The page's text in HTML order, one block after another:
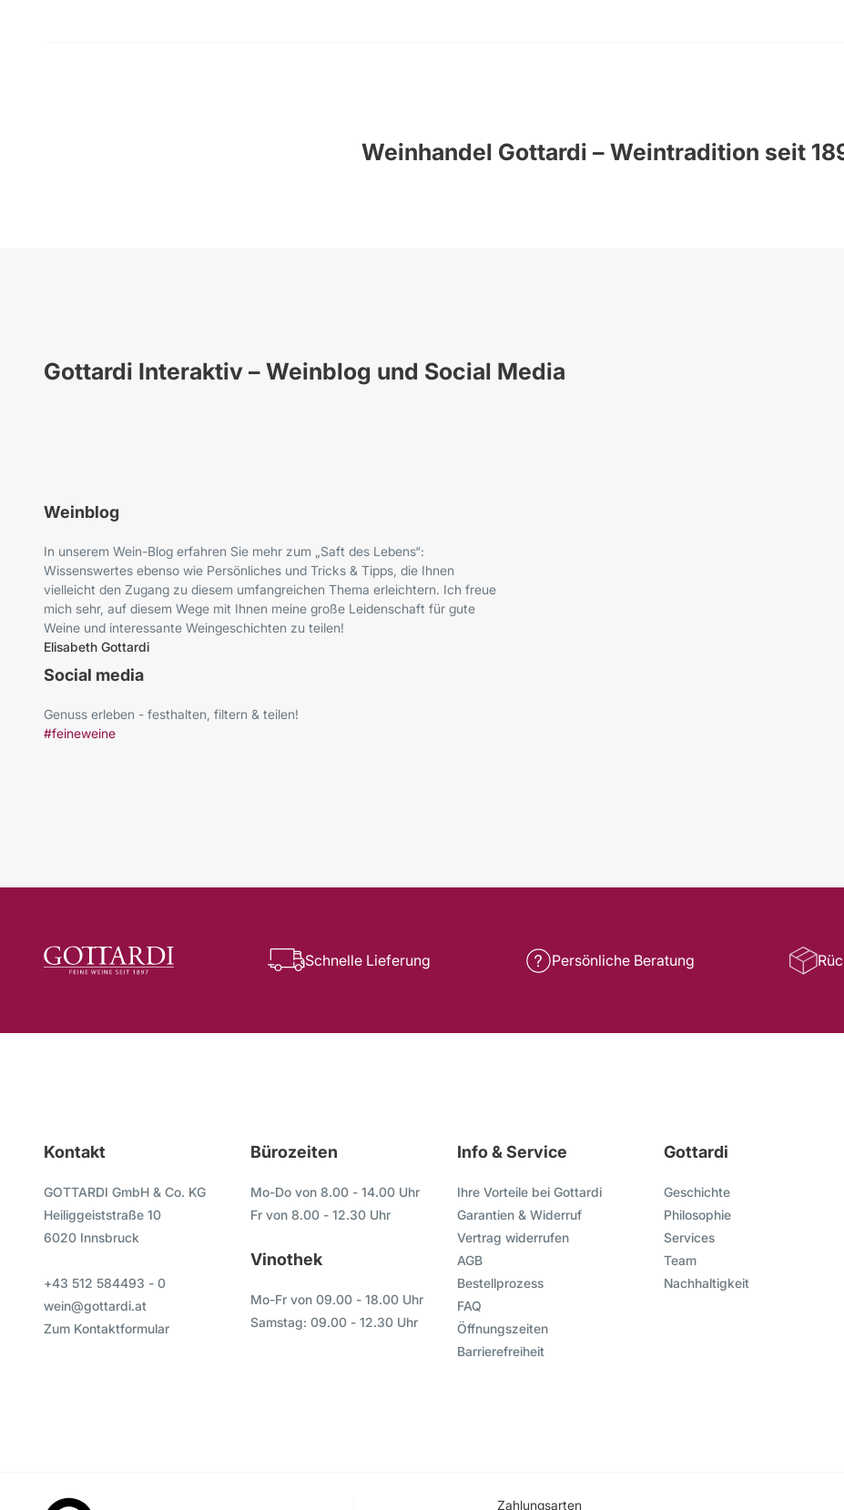
Weinhandel Gottardi – Weintradition seit
Gottardi Interaktiv – Weinblog und Social Media
Weinblog
In unserem Wein-Blog erfahren Sie mehr zum „Saft des Lebens“:
Wissenswertes ebenso wie Persönliches und Tricks & Tipps, die Ihnen
vielleicht den Zugang zu diesem umfangreichen Thema erleichtern. Ich freue
mich sehr, auf diesem Wege mit Ihnen meine große Leidenschaft für gute
Weine und interessante Weingeschichten zu teilen!
Elisabeth Gottardi
Social media
Genuss erleben - festhalten, filtern & teilen!
#feineweine
Schnelle Lieferung Persönliche Beratung
Kontakt
GOTTARDI GmbH & Co. KG
Heiliggeiststraße 10
6020 Innsbruck
+43 512 584493 - 0
wein@gottardi.at
Zum Kontaktformular
Bürozeiten
Mo-Do von 8.00 - 14.00 Uhr
Fr von 8.00 - 12.30 Uhr
Vinothek
Mo-Fr von 09.00 - 18.00 Uhr
Samstag: 09.00 - 12.30 Uhr
Info & Service
Ihre Vorteile bei Gottardi
Garantien & Widerruf
Vertrag widerrufen
AGB
Bestellprozess
FAQ
Öffnungszeiten
Barrierefreiheit
Gottardi
Geschichte
Philosophie
Services
Team
Nachhaltigkeit
Zahlungsarten